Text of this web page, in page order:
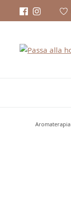
Aromaterapia